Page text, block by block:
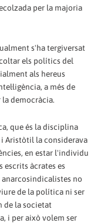
per la majoria
s'ha tergiversat
els polítics del
als hereus
a més de
la democràcia.
que és la disciplina
i Aristòtil la considerava
en estar l'individu
escrits àcrates es
no
de la política ni ser
de la societat
i per això volem ser